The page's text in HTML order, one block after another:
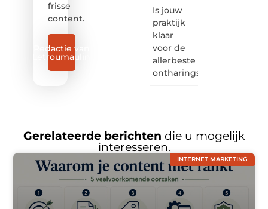
frisse
content.
Redactie van
Letroumaulin
Is jouw
praktijk
klaar
voor de
allerbeste
ontharingslaser?
Gerelateerde berichten die u mogelijk
interesseren.
INTERNET MARKETING